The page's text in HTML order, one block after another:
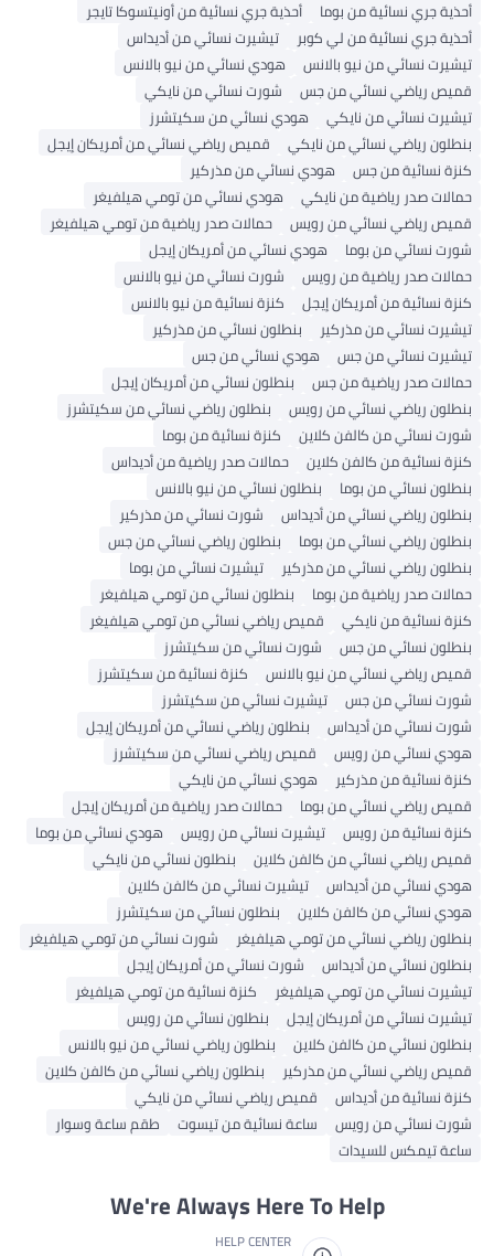
أحذية جري نسائية من بوما
أحذية جري نسائية من أونيتسوكا تايجر
أحذية جري نسائية من لي كوبر
تيشيرت نسائي من أديداس
تيشيرت نسائي من نيو بالانس
هودي نسائي من نيو بالانس
قميص رياضي نسائي من جس
شورت نسائي من نايكي
تيشيرت نسائي من نايكي
هودي نسائي من سكيتشرز
بنطلون رياضي نسائي من نايكي
قميص رياضي نسائي من أمريكان إيجل
كنزة نسائية من جس
هودي نسائي من مذركير
حمالات صدر رياضية من نايكي
هودي نسائي من تومي هيلفيغر
قميص رياضي نسائي من رويس
حمالات صدر رياضية من تومي هيلفيغر
شورت نسائي من بوما
هودي نسائي من أمريكان إيجل
حمالات صدر رياضية من رويس
شورت نسائي من نيو بالانس
كنزة نسائية من أمريكان إيجل
كنزة نسائية من نيو بالانس
تيشيرت نسائي من مذركير
بنطلون نسائي من مذركير
تيشيرت نسائي من جس
هودي نسائي من جس
حمالات صدر رياضية من جس
بنطلون نسائي من أمريكان إيجل
بنطلون رياضي نسائي من رويس
بنطلون رياضي نسائي من سكيتشرز
شورت نسائي من كالفن كلاين
كنزة نسائية من بوما
كنزة نسائية من كالفن كلاين
حمالات صدر رياضية من أديداس
بنطلون نسائي من بوما
بنطلون نسائي من نيو بالانس
بنطلون رياضي نسائي من أديداس
شورت نسائي من مذركير
بنطلون رياضي نسائي من بوما
بنطلون رياضي نسائي من جس
بنطلون رياضي نسائي من مذركير
تيشيرت نسائي من بوما
حمالات صدر رياضية من بوما
بنطلون نسائي من تومي هيلفيغر
كنزة نسائية من نايكي
قميص رياضي نسائي من تومي هيلفيغر
بنطلون نسائي من جس
شورت نسائي من سكيتشرز
قميص رياضي نسائي من نيو بالانس
كنزة نسائية من سكيتشرز
شورت نسائي من جس
تيشيرت نسائي من سكيتشرز
شورت نسائي من أديداس
بنطلون رياضي نسائي من أمريكان إيجل
هودي نسائي من رويس
قميص رياضي نسائي من سكيتشرز
كنزة نسائية من مذركير
هودي نسائي من نايكي
قميص رياضي نسائي من بوما
حمالات صدر رياضية من أمريكان إيجل
كنزة نسائية من رويس
تيشيرت نسائي من رويس
هودي نسائي من بوما
قميص رياضي نسائي من كالفن كلاين
بنطلون نسائي من نايكي
هودي نسائي من أديداس
تيشيرت نسائي من كالفن كلاين
هودي نسائي من كالفن كلاين
بنطلون نسائي من سكيتشرز
بنطلون رياضي نسائي من تومي هيلفيغر
شورت نسائي من تومي هيلفيغر
بنطلون نسائي من أديداس
شورت نسائي من أمريكان إيجل
تيشيرت نسائي من تومي هيلفيغر
كنزة نسائية من تومي هيلفيغر
تيشيرت نسائي من أمريكان إيجل
بنطلون نسائي من رويس
بنطلون نسائي من كالفن كلاين
بنطلون رياضي نسائي من نيو بالانس
قميص رياضي نسائي من مذركير
بنطلون رياضي نسائي من كالفن كلاين
كنزة نسائية من أديداس
قميص رياضي نسائي من نايكي
شورت نسائي من رويس
ساعة نسائية من تيسوت
طقم ساعة وسوار
ساعة تيمكس للسيدات
We're Always Here To Help
HELP CENTER